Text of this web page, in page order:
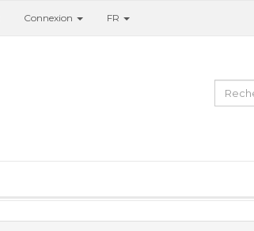
Connexion FR